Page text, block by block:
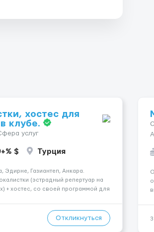
хостес для
клубе.
услуг
$ Турция
Эдирне, Газиантеп, Анкара.
(эстрадный репертуар на
+ хостеc, со своей программой для
Мед. страховка. Высокая зарплат...
Откликнуться